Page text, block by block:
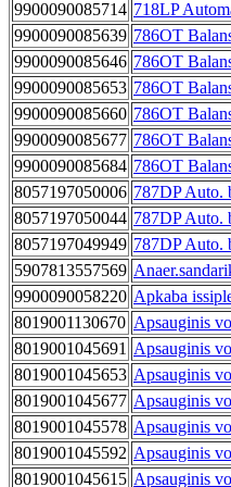
9900090085714 718LP
9900090085639 786OT
9900090085646 786OT
9900090085653 786OT
9900090085660 786OT
9900090085677 786OT
9900090085684 786OT
8057197050006 787DP Auto.
8057197050044 787DP Auto.
8057197049949 787DP Auto.
5907813557569
9900090058220 Apkaba
8019001130670 Apsauginis
8019001045691 Apsauginis
8019001045653 Apsauginis
8019001045677 Apsauginis
8019001045578 Apsauginis
8019001045592 Apsauginis
8019001045615 Apsauginis